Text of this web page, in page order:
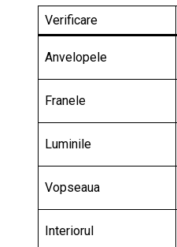
Verificare
Anvelopele
Franele
Luminile
Vopseaua
Interiorul